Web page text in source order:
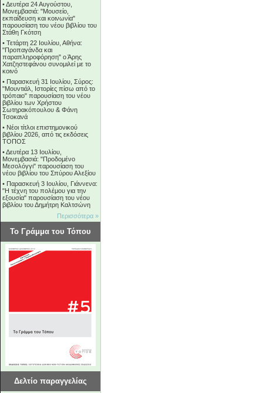
•Δευτέρα 24 Αυγούστου,
Μονεμβασιά: "Μουσείο,
εκπαίδευση και κοινωνία"
παρουσίαση του νέου βιβλίου του
Στάθη Γκότση
• Τετάρτη 22 Ιουλίου, Αθήνα:
"Προπαγάνδα και
παραπληροφόρηση" ο Άρης
Χατζηστεφάνου συνομιλεί με το
κοινό
• Παρασκευή 31 Ιουλίου, Σύρος:
"Μουντιάλ, Ιστορίες πίσω από το
τρόπαιο" παρουσίαση του νέου
βιβλίου των Χρήστου
Σωτηρακόπουλου & Φάνη
Τσοκανά
• Νέοι τίτλοι επιστημονικού
βιβλίου 2026, από τις εκδόσεις
ΤΟΠΟΣ
•Δευτέρα 13 Ιουλίου,
Μονεμβασιά: "Προδομένο
Μεσολόγγι" παρουσίαση του
νέου βιβλίου του Σπύρου Αλεξίου
• Παρασκευή 3 Ιουλίου, Γιάννενα:
"Η τέχνη του πολέμου για την
εξουσία" παρουσίαση του νέου
βιβλίου του Δημήτρη Καλτσώνη
Περισσότερα »
Το Γράμμα του Τόπου
Δελτίο παραγγελίας